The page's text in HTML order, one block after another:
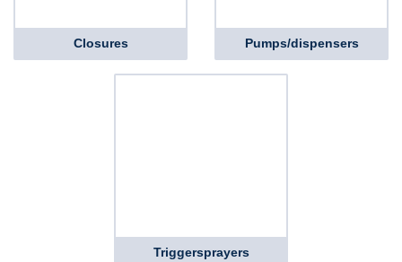
Closures Pumps/dispensers
Triggersprayers